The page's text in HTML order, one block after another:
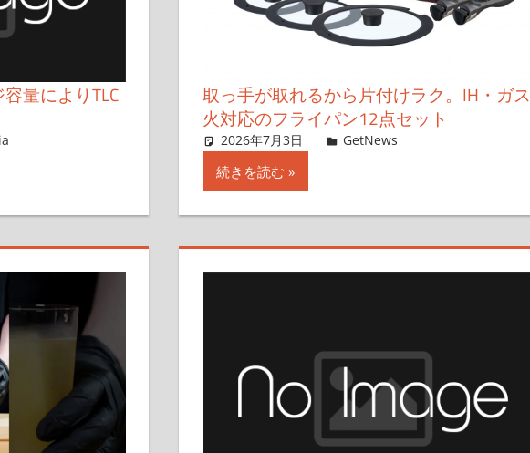
量によりTLC
取っ手が取れるから片付けラク。IH・ガス
火対応のフライパン12点セット
2026年7月3日 ガジェ通セール情報班
GetNews
続きを読む